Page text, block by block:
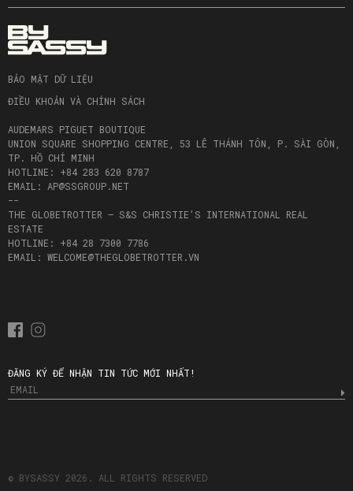
BẢO MẬT DỮ LIỆU
ĐIỀU KHOẢN VÀ CHÍNH SÁCH
AUDEMARS PIGUET BOUTIQUE
UNION SQUARE SHOPPING CENTRE, 53 LÊ THÁNH TÔN, P. SÀI GÒN,
TP. HỒ CHÍ MINH
HOTLINE: +84 283 620 8787
EMAIL: AP@SSGROUP.NET
--
THE GLOBETROTTER – S&S CHRISTIE’S INTERNATIONAL REAL
ESTATE
HOTLINE: +84 28 7300 7786
EMAIL: WELCOME@THEGLOBETROTTER.VN
ĐĂNG KÝ ĐỂ NHẬN TIN TỨC MỚI NHẤT!
© BYSASSY 2026. ALL RIGHTS RESERVED